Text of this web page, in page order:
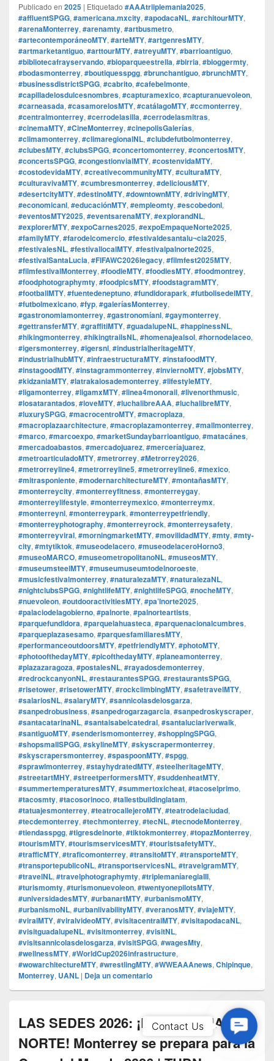
Publicado en 2025 | Etiquetado #AAAtriiplemania2025,
#affluentSPGG, #americana.mxcity, #apodacaNL, #architourMTY,
#arenaMonterrey, #arenamty, #artbusmetro,
#artecontemporáneoMTY, #arteMTY, #artgenresMTY,
#artmarketantiguo, #arttourMTY, #atreyuMTY, #barrioantiguo,
#bibliotecafrayservando, #bioparqueestrella, #birria, #bloggermty,
#bodasmonterrey, #boutiquesspgg, #brunchantiguo, #brunchMTY,
#businessdistrictSPGG, #cabrito, #cafebelmonte,
#capilladelosdulcesnombres, #capturamexico, #capturanuevoleon,
#carneasada, #casamorelosMTY, #catálagoMTY, #ccmonterrey,
#centralmonterrey, #cerrodelasilla, #cerrodelasmitras,
#cinemaMTY, #CineMonterrey, #cinepolisGalerías,
#climamonterrey, #climaregionalNL, #clubdefutbolmonterrey,
#clubesMTY, #clubsSPGG, #concertomonterrey, #concertosMTY,
#concertsSPGG, #congestionvialMTY, #costenvidaMTY,
#costodevidaMTY, #creativecommunityMTY, #culturaMTY,
#culturavivaMTY, #cumbresmonterrey, #deliciousMTY,
#desertcityMTY, #destinoMTY, #downtownMTY, #drivingMTY,
#economicanl, #educaciónMTY, #empleomty, #escobedonl,
#eventosMTY2025, #eventsarenaMTY, #explorandNL,
#explorerMTY, #expoCarnes2025, #expoEmpaqueNorte2025,
#familyMTY, #farodelcomercio, #festivaldesantalu¬cia2025,
#festivalesNL, #festivallocalMTY, #festivalpalnorte2025,
#festivalSantaLucia, #FIFAWC2026legacy, #filmfest2025MTY,
#filmfestivalMonterrey, #foodieMTY, #foodiesMTY, #foodmontrey,
#foodphotographymty, #foodpicsMTY, #foodstagramMTY,
#footballMTY, #fuentedeneptuno, #fundidorapark, #futbolisedelMTY,
#futbolmexicano, #fyp, #galeríasMonterrey,
#gastronomiamonterrey, #gastronomíanl, #gaymonterrey,
#gettransferMTY, #graffitiMTY, #guadalupeNL, #happinessNL,
#hikingmonterrey, #hikingtrailsNL, #homenajealsol, #hornodelaceo,
#igersmonterrey, #igersnl, #industrialheritageMTY,
#industrialhubMTY, #infraestructuraMTY, #instafoodMTY,
#instagoodMTY, #instagrammonterrey, #inviernoMTY, #jobsMTY,
#kidzaniaMTY, #latrakalosademonterrey, #lifestyleMTY,
#ligamonterrey, #ligamxMTY, #linea4monorail, #livenorthmusic,
#losatarantados, #loveMTY, #luchalibreAAA, #luchalibreMTY,
#luxurySPGG, #macrocentroMTY, #macroplaza,
#macroplazaarchitecture, #macroplazamonterrey, #mallmonterrey,
#marco, #marcoexpo, #marketSundaybarrioantiguo, #matacánes,
#mercadoabastos, #mercadojuarez, #merceríajuarez,
#metroarticuladoMTY, #metrorrey, #Metrorrey2026,
#metrorreyline4, #metrorreyline5, #metrorreyline6, #mexico,
#mitrasponiente, #modernarchitectureMTY, #montañasMTY,
#monterreycity, #monterreyfitness, #monterreygay,
#monterreylifestyle, #monterreymexico, #monterreymx,
#monterreynl, #monterreypark, #monterreypetfriendly,
#monterreyphotography, #monterreyrock, #monterreysafety,
#monterreyviral, #morningmarketMTY, #movilidadMTY, #mty, #mty-
city, #mtytiktok, #museodelacero, #museodelaceroHorno3,
#museoMARCO, #museometropolitanoNL, #museosMTY,
#museumsteelMTY, #museumuseumtodelnoroeste,
#musicfestivalmonterrey, #naturalezaMTY, #naturalezaNL,
#nightclubsSPGG, #nightlifeMTY, #nightlifeSPGG, #nocheMTY,
#nuevoleon, #outdooractivitiesMTY, #pa’lnorte2025,
#palaciodelagobierno, #palnorte, #palnorteartists,
#parquefundidora, #parquelahuasteca, #parquenacionalcumbres,
#parqueplazasesamo, #parquesfamiliaresMTY,
#performanceoutdoorsMTY, #petfriendlyMTY, #photoMTY,
#photoofthedayMTY, #picofthedayMTY, #planeamonterrey,
#plazazaragoza, #postalesNL, #rayadosdemonterrey,
#redrockcanyonNL, #restaurantesSPGG, #restaurantsSPGG,
#risetower, #risetowerMTY, #rockclimbingMTY, #safetravelMTY,
#salariosNL, #salaryMTY, #sannicolasdelosgarza,
#sanpedrobusiness, #sanpedrogarzagarcia, #sanpedroskyscraper,
#santacatarinaNL, #santaisabelcatedral, #santaluciariverwalk,
#santiguoMTY, #senderismomonterrey, #shoppingSPGG,
#shopsmallSPGG, #skylineMTY, #skyscrapermonterrey,
#skyscrapersmonterrey, #spaspoonMTY, #spgg,
#sprawlmonterrey, #stayhydratedMTY, #steelheritageMTY,
#streetartMHY, #streetperformersMTY, #suddenheatMTY,
#summertemperaturesMTY, #summertoxicheat, #tacoselprimo,
#tacosmty, #tacosorinoco, #tallestbuildinglatam,
#tatuajesmonterrey, #teatrocallejeroMTY, #teatrodelaciudad,
#tecdemonterrey, #techmonterrey, #tecNL, #tecnodeMonterrey,
#tiendasspgg, #tigresdelnorte, #tiktokmonterrey, #topazMonterrey,
#tourismMTY, #tourismservicesMTY, #touristsafetyMTY.,
#trafficMTY, #traficomonterrey, #transitoMTY, #transporteMTY,
#transportepublicoNL, #transportservicesNL, #travelgramMTY,
#travelNL, #travelphotographymty, #triplemaníaregiaIII,
#turismomty, #turismonuevoleon, #twentyonepilotsMTY,
#universidadesMTY, #urbanartMTY, #urbanismoMTY,
#urbanismoNL, #urbanlivabilityMTY, #veranosMTY, #viajeMTY,
#viralMTY, #viralvideoMTY, #visitacentralMTY, #visitapodacaNL,
#visitguadalupeNL, #visitmonterrey, #visitNL,
#visitsannicolasdelosgarza, #visitSPGG, #wagesMty,
#wellnessMTY, #WorldCup2026infrastructure,
#wowarchitectureMTY, #wrestlingMTY, #WWEAAAnews, Chipinque,
Monterrey, UANL | Deja un comentario
LAS SEDES 2026: ¡LA SULTANA DEL
NORTE! Monterrey se prepara para la
Us
Contact Us